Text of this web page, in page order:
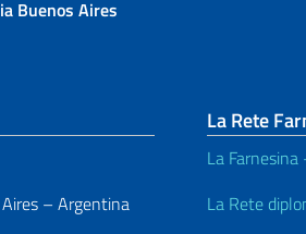
Buenos Aires
– Argentina
La Rete
La Farnesina
La Rete